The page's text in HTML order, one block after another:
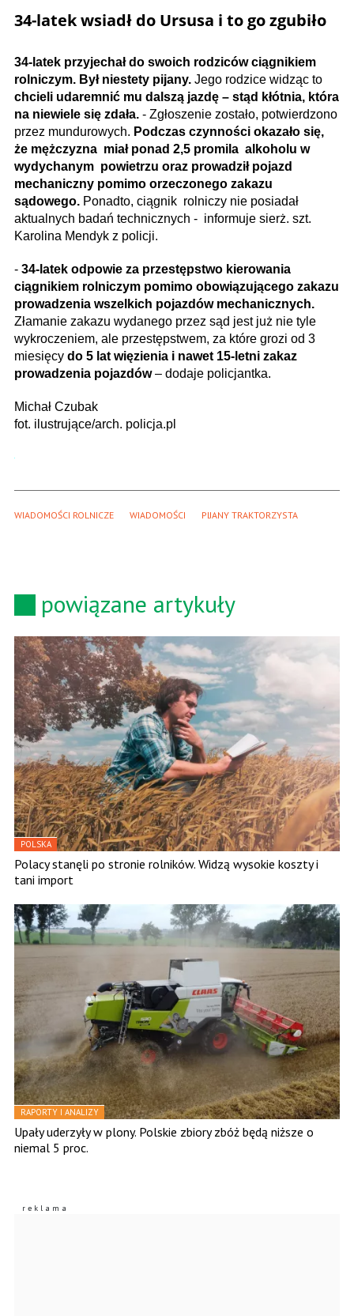
34-latek wsiadł do Ursusa i to go zgubiło
34-latek przyjechał do swoich rodziców ciągnikiem
rolniczym. Był niestety pijany. Jego rodzice widząc to
chcieli udaremnić mu dalszą jazdę – stąd kłótnia, która
na niewiele się zdała. - Zgłoszenie zostało, potwierdzono
przez mundurowych. Podczas czynności okazało się,
że mężczyzna miał ponad 2,5 promila alkoholu w
wydychanym powietrzu oraz prowadził pojazd
mechaniczny pomimo orzeczonego zakazu
sądowego. Ponadto, ciągnik rolniczy nie posiadał
aktualnych badań technicznych - informuje sierż. szt.
Karolina Mendyk z policji.
- 34-latek odpowie za przestępstwo kierowania
ciągnikiem rolniczym pomimo obowiązującego zakazu
prowadzenia wszelkich pojazdów mechanicznych.
Złamanie zakazu wydanego przez sąd jest już nie tyle
wykroczeniem, ale przestępstwem, za które grozi od 3
miesięcy do 5 lat więzienia i nawet 15-letni zakaz
prowadzenia pojazdów– dodaje policjantka.
Michał Czubak
fot. ilustrujące/arch. policja.pl
WIADOMOŚCI ROLNICZE WIADOMOŚCI PIJANY TRAKTORZYSTA
powiązane artykuły
POLSKA
Polacy stanęli po stronie rolników. Widzą wysokie koszty i
tani import
RAPORTY I ANALIZY
Upały uderzyły w plony. Polskie zbiory zbóż będą niższe o
niemal 5 proc.